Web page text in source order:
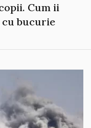
Cum ii
cu bucurie